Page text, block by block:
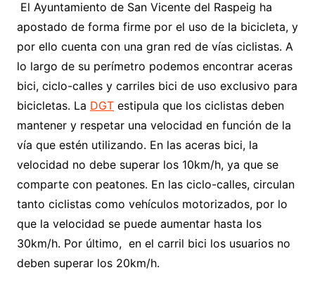
El Ayuntamiento de San Vicente del Raspeig ha
apostado de forma firme por el uso de la bicicleta, y
por ello cuenta con una gran red de vías ciclistas. A
lo largo de su perímetro podemos encontrar aceras
bici, ciclo-calles y carriles bici de uso exclusivo para
bicicletas. La DGTestipula que los ciclistas deben
mantener y respetar una velocidad en función de la
vía que estén utilizando. En las aceras bici, la
velocidad no debe superar los 10km/h, ya que se
comparte con peatones. En las ciclo-calles, circulan
tanto ciclistas como vehículos motorizados, por lo
que la velocidad se puede aumentar hasta los
30km/h. Por último, en el carril bici los usuarios no
deben superar los 20km/h.